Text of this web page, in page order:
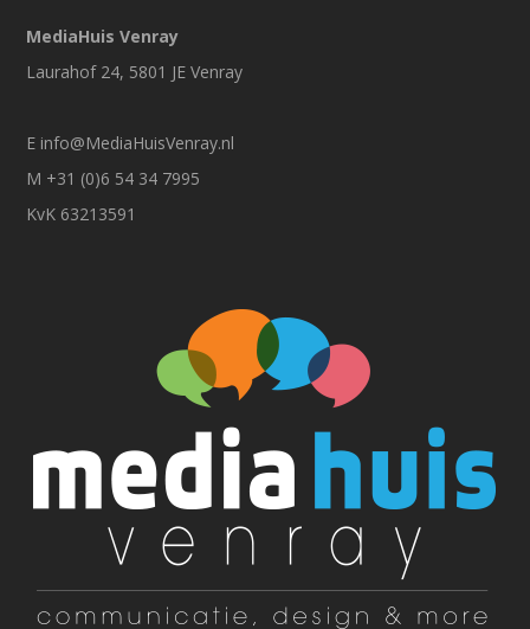
MediaHuis Venray
Laurahof 24, 5801 JE Venray
E info@MediaHuisVenray.nl
M +31 (0)6 54 34 7995
KvK 63213591